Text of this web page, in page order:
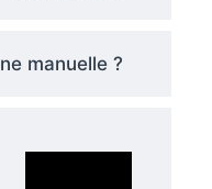
manuelle ?